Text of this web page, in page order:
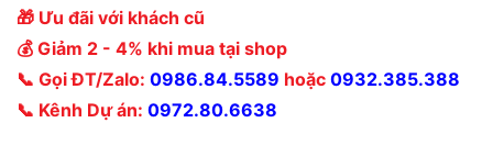
🎁 Ưu đãi với khách cũ
💰 Giảm 2 - 4% khi mua tại shop
📞 Gọi ĐT/Zalo: 0986.84.5589 hoặc 0932.385.388
📞 Kênh Dự án: 0972.80.6638